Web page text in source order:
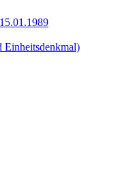
Einheitsdenkmal)